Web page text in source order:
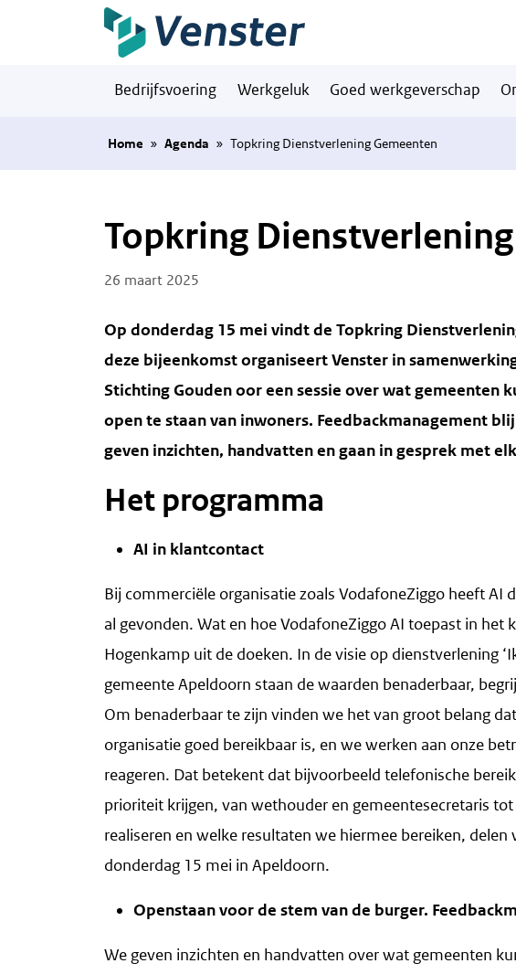
Naar hoofdinhoud
Bedrijfsvoering Werkgeluk Goed werkgeverschap
Home » Agenda » Topkring Dienstverlening Gemeenten
Topkring
Posted on
26 maart 2025
Op donderdag 15 mei vindt de Topkring
deze bijeenkomst organiseert Venster in
Stichting Gouden oor een sessie over wat gemeenten
open te staan van inwoners. Feedbackmanagement
geven inzichten, handvatten en gaan in gesprek met
Het programma
AI in klantcontact
Bij commerciële organisatie zoals VodafoneZiggo heeft AI
al gevonden. Wat en hoe VodafoneZiggo AI toepast in het
Hogenkamp uit de doeken. In de visie op dienstverlening
gemeente Apeldoorn staan de waarden benaderbaar,
Om benaderbaar te zijn vinden we het van groot belang
organisatie goed bereikbaar is, en we werken aan onze
reageren. Dat betekent dat bijvoorbeeld telefonische
prioriteit krijgen, van wethouder en gemeentesecretaris
realiseren en welke resultaten we hiermee bereiken, delen
donderdag 15 mei in Apeldoorn.
Openstaan voor de stem van de burger.
We geven inzichten en handvatten over wat gemeenten